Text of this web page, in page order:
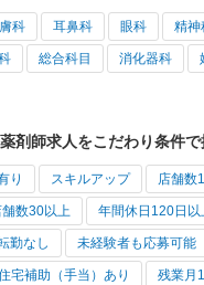
科 耳鼻科 眼科 精神
総合科目 消化器科
剤師求人をこだわり条件で
り スキルアップ 店舗数
舗数30以上 年間休日120日以
勤なし 未経験者も応募可能
宅補助（手当）あり 残業月